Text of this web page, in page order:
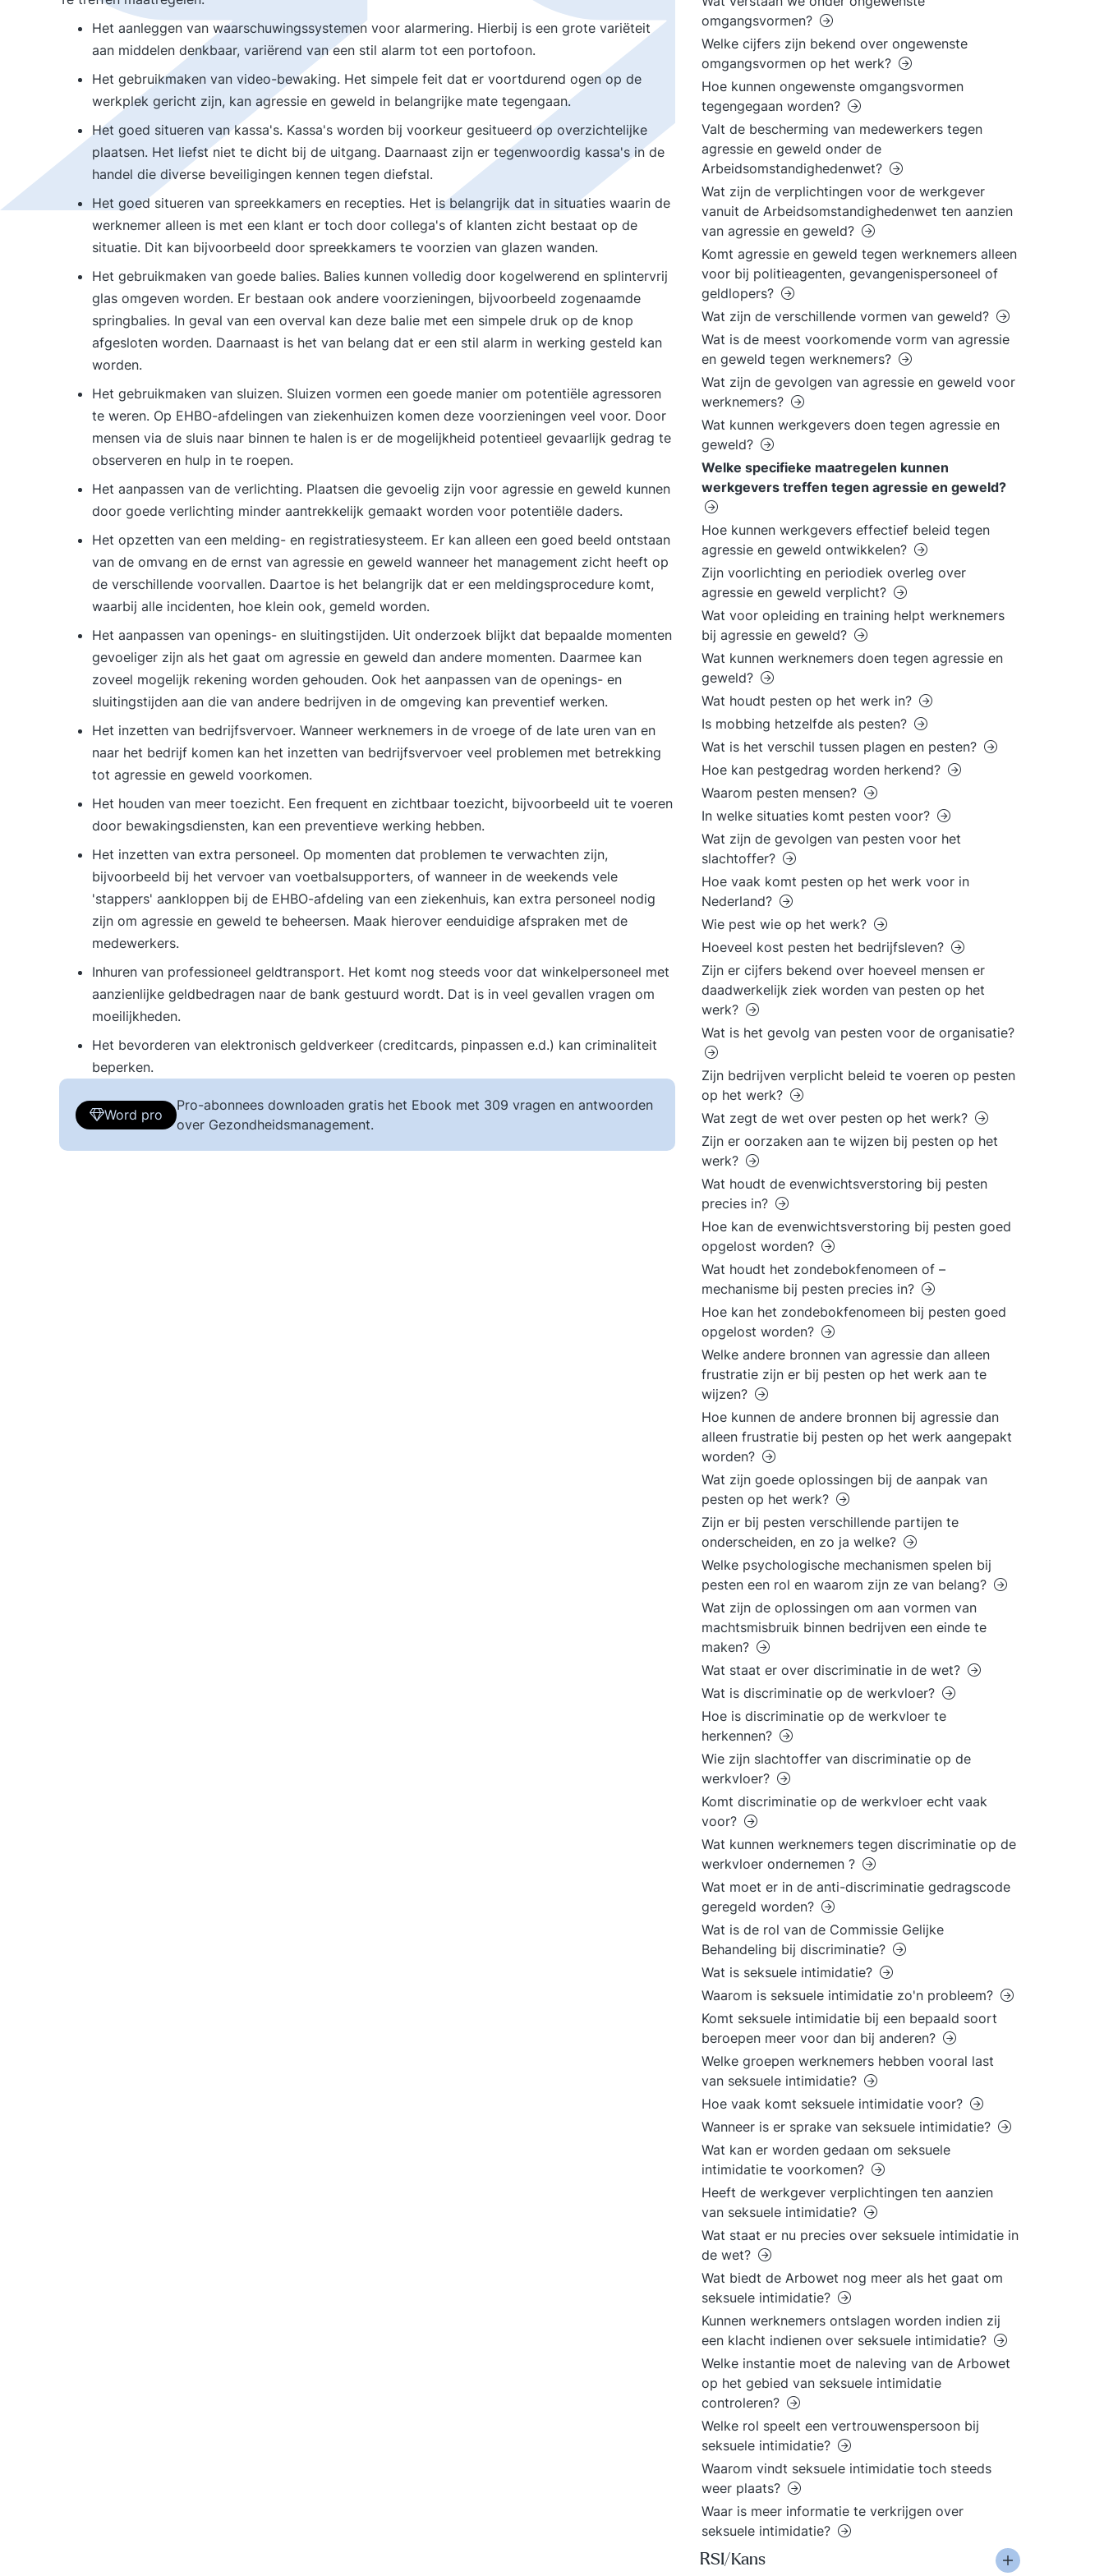
Het aanleggen van waarschuwingssystemen voor alarmering. Hierbij is een grote variëteit
aan middelen denkbaar, variërend van een stil alarm tot een portofoon.
Het gebruikmaken van video-bewaking. Het simpele feit dat er voortdurend ogen op de
werkplek gericht zijn, kan agressie en geweld in belangrijke mate tegengaan.
Het goed situeren van kassa's. Kassa's worden bij voorkeur gesitueerd op overzichtelijke
plaatsen. Het liefst niet te dicht bij de uitgang. Daarnaast zijn er tegenwoordig kassa's in de
handel die diverse beveiligingen kennen tegen diefstal.
Het goed situeren van spreekkamers en recepties. Het is belangrijk dat in situaties waarin de
werknemer alleen is met een klant er toch door collega's of klanten zicht bestaat op de
situatie. Dit kan bijvoorbeeld door spreekkamers te voorzien van glazen wanden.
Het gebruikmaken van goede balies. Balies kunnen volledig door kogelwerend en splintervrij
glas omgeven worden. Er bestaan ook andere voorzieningen, bijvoorbeeld zogenaamde
springbalies. In geval van een overval kan deze balie met een simpele druk op de knop
afgesloten worden. Daarnaast is het van belang dat er een stil alarm in werking gesteld kan
worden.
Het gebruikmaken van sluizen. Sluizen vormen een goede manier om potentiële agressoren
te weren. Op EHBO-afdelingen van ziekenhuizen komen deze voorzieningen veel voor. Door
mensen via de sluis naar binnen te halen is er de mogelijkheid potentieel gevaarlijk gedrag te
observeren en hulp in te roepen.
Het aanpassen van de verlichting. Plaatsen die gevoelig zijn voor agressie en geweld kunnen
door goede verlichting minder aantrekkelijk gemaakt worden voor potentiële daders.
Het opzetten van een melding- en registratiesysteem. Er kan alleen een goed beeld ontstaan
van de omvang en de ernst van agressie en geweld wanneer het management zicht heeft op
de verschillende voorvallen. Daartoe is het belangrijk dat er een meldingsprocedure komt,
waarbij alle incidenten, hoe klein ook, gemeld worden.
Het aanpassen van openings- en sluitingstijden. Uit onderzoek blijkt dat bepaalde momenten
gevoeliger zijn als het gaat om agressie en geweld dan andere momenten. Daarmee kan
zoveel mogelijk rekening worden gehouden. Ook het aanpassen van de openings- en
sluitingstijden aan die van andere bedrijven in de omgeving kan preventief werken.
Het inzetten van bedrijfsvervoer. Wanneer werknemers in de vroege of de late uren van en
naar het bedrijf komen kan het inzetten van bedrijfsvervoer veel problemen met betrekking
tot agressie en geweld voorkomen.
Het houden van meer toezicht. Een frequent en zichtbaar toezicht, bijvoorbeeld uit te voeren
door bewakingsdiensten, kan een preventieve werking hebben.
Het inzetten van extra personeel. Op momenten dat problemen te verwachten zijn,
bijvoorbeeld bij het vervoer van voetbalsupporters, of wanneer in de weekends vele
'stappers' aankloppen bij de EHBO-afdeling van een ziekenhuis, kan extra personeel nodig
zijn om agressie en geweld te beheersen. Maak hierover eenduidige afspraken met de
medewerkers.
Inhuren van professioneel geldtransport. Het komt nog steeds voor dat winkelpersoneel met
aanzienlijke geldbedragen naar de bank gestuurd wordt. Dat is in veel gevallen vragen om
moeilijkheden.
Het bevorderen van elektronisch geldverkeer (creditcards, pinpassen e.d.) kan criminaliteit
beperken.
Word pro
Pro-abonnees downloaden gratis het Ebook met 309 vragen en antwoorden
over Gezondheidsmanagement.
omgangsvormen?
Welke cijfers zijn bekend over ongewenste
omgangsvormen op het werk?
Hoe kunnen ongewenste omgangsvormen
tegengegaan worden?
Valt de bescherming van medewerkers tegen
agressie en geweld onder de
Arbeidsomstandighedenwet?
Wat zijn de verplichtingen voor de werkgever
vanuit de Arbeidsomstandighedenwet ten aanzien
van agressie en geweld?
Komt agressie en geweld tegen werknemers alleen
voor bij politieagenten, gevangenispersoneel of
geldlopers?
Wat zijn de verschillende vormen van geweld?
Wat is de meest voorkomende vorm van agressie
en geweld tegen werknemers?
Wat zijn de gevolgen van agressie en geweld voor
werknemers?
Wat kunnen werkgevers doen tegen agressie en
geweld?
Welke specifieke maatregelen kunnen
werkgevers treffen tegen agressie en geweld?
Hoe kunnen werkgevers effectief beleid tegen
agressie en geweld ontwikkelen?
Zijn voorlichting en periodiek overleg over
agressie en geweld verplicht?
Wat voor opleiding en training helpt werknemers
bij agressie en geweld?
Wat kunnen werknemers doen tegen agressie en
geweld?
Wat houdt pesten op het werk in?
Is mobbing hetzelfde als pesten?
Wat is het verschil tussen plagen en pesten?
Hoe kan pestgedrag worden herkend?
Waarom pesten mensen?
In welke situaties komt pesten voor?
Wat zijn de gevolgen van pesten voor het
slachtoffer?
Hoe vaak komt pesten op het werk voor in
Nederland?
Wie pest wie op het werk?
Hoeveel kost pesten het bedrijfsleven?
Zijn er cijfers bekend over hoeveel mensen er
daadwerkelijk ziek worden van pesten op het
werk?
Wat is het gevolg van pesten voor de organisatie?
Zijn bedrijven verplicht beleid te voeren op pesten
op het werk?
Wat zegt de wet over pesten op het werk?
Zijn er oorzaken aan te wijzen bij pesten op het
werk?
Wat houdt de evenwichtsverstoring bij pesten
precies in?
Hoe kan de evenwichtsverstoring bij pesten goed
opgelost worden?
Wat houdt het zondebokfenomeen of –
mechanisme bij pesten precies in?
Hoe kan het zondebokfenomeen bij pesten goed
opgelost worden?
Welke andere bronnen van agressie dan alleen
frustratie zijn er bij pesten op het werk aan te
wijzen?
Hoe kunnen de andere bronnen bij agressie dan
alleen frustratie bij pesten op het werk aangepakt
worden?
Wat zijn goede oplossingen bij de aanpak van
pesten op het werk?
Zijn er bij pesten verschillende partijen te
onderscheiden, en zo ja welke?
Welke psychologische mechanismen spelen bij
pesten een rol en waarom zijn ze van belang?
Wat zijn de oplossingen om aan vormen van
machtsmisbruik binnen bedrijven een einde te
maken?
Wat staat er over discriminatie in de wet?
Wat is discriminatie op de werkvloer?
Hoe is discriminatie op de werkvloer te
herkennen?
Wie zijn slachtoffer van discriminatie op de
werkvloer?
Komt discriminatie op de werkvloer echt vaak
voor?
Wat kunnen werknemers tegen discriminatie op de
werkvloer ondernemen ?
Wat moet er in de anti-discriminatie gedragscode
geregeld worden?
Wat is de rol van de Commissie Gelijke
Behandeling bij discriminatie?
Wat is seksuele intimidatie?
Waarom is seksuele intimidatie zo'n probleem?
Komt seksuele intimidatie bij een bepaald soort
beroepen meer voor dan bij anderen?
Welke groepen werknemers hebben vooral last
van seksuele intimidatie?
Hoe vaak komt seksuele intimidatie voor?
Wanneer is er sprake van seksuele intimidatie?
Wat kan er worden gedaan om seksuele
intimidatie te voorkomen?
Heeft de werkgever verplichtingen ten aanzien
van seksuele intimidatie?
Wat staat er nu precies over seksuele intimidatie in
de wet?
Wat biedt de Arbowet nog meer als het gaat om
seksuele intimidatie?
Kunnen werknemers ontslagen worden indien zij
een klacht indienen over seksuele intimidatie?
Welke instantie moet de naleving van de Arbowet
op het gebied van seksuele intimidatie
controleren?
Welke rol speelt een vertrouwenspersoon bij
seksuele intimidatie?
Waarom vindt seksuele intimidatie toch steeds
weer plaats?
Waar is meer informatie te verkrijgen over
seksuele intimidatie?
RSI/Kans